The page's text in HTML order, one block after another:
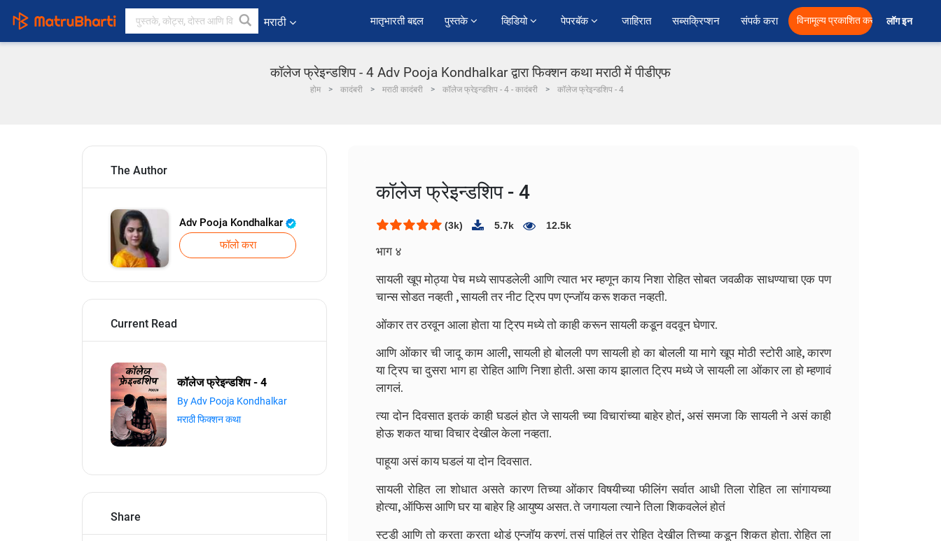
मराठी ﻿मातृभारती बद्दल पुस्तके व्हिडियो पेपरबॅक जाहिरात सब्सक्रिप्शन संपर्क करा विनामूल्य प्रकाशित करा लॉग इन
कॉलेज फ्रेइन्डशिप - 4 Adv Pooja Kondhalkar द्वारा फिक्शन कथा मराठी में पीडीएफ
होम कादंबरी मराठी कादंबरी कॉलेज फ्रेइन्डशिप - 4 - कादंबरी कॉलेज फ्रेइन्डशिप - 4
The Author
Adv Pooja Kondhalkar
फॉलो करा
Current Read
कॉलेज फ्रेइन्डशिप - 4
By Adv Pooja Kondhalkar
मराठी फिक्शन कथा
Share
कॉलेज फ्रेइन्डशिप - 4
(3k) 5.7k 12.5k
भाग ४
सायली खूप मोठ्या पेच मध्ये सापडलेली आणि त्यात भर म्हणून काय निशा रोहित सोबत जवळीक साधण्याचा एक पण
चान्स सोडत नव्हती , सायली तर नीट ट्रिप पण एन्जॉय करू शकत नव्हती.
ओंकार तर ठरवून आला होता या ट्रिप मध्ये तो काही करून सायली कडून वदवून घेणार.
आणि ओंकार ची जादू काम आली, सायली हो बोलली पण सायली हो का बोलली या मागे खूप मोठी स्टोरी आहे, कारण
या ट्रिप चा दुसरा भाग हा रोहित आणि निशा होती. असा काय झालात ट्रिप मध्ये जे सायली ला ओंकार ला हो म्हणावं
लागलं.
त्या दोन दिवसात इतकं काही घडलं होत जे सायली च्या विचारांच्या बाहेर होतं, असं समजा कि सायली ने असं काही
होऊ शकत याचा विचार देखील केला नव्हता.
पाहूया असं काय घडलं या दोन दिवसात.
सायली रोहित ला शोधात असते कारण तिच्या ओंकार विषयीच्या फीलिंग सर्वात आधी तिला रोहित ला सांगायच्या
होत्या, ऑफिस आणि घर या बाहेर हि आयुष्य असत. ते जगायला त्याने तिला शिकवलेलं होतं
स्टडी आणि तो करता करता थोडं एन्जॉय करणं. तसं पाहिलं तर रोहित देखील तिच्या कडून शिकत होता. रोहित ला